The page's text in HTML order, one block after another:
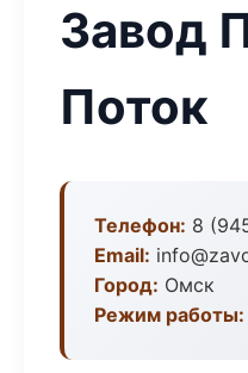
Завод
Поток
Телефон: 8
Email:
Город: Омск
Режим работы: